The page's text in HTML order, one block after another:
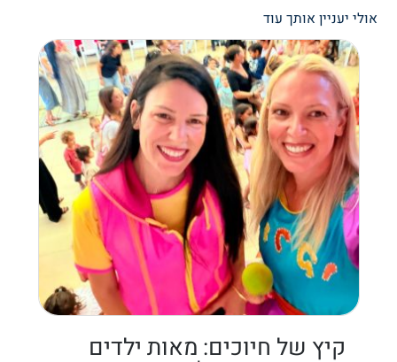
אולי יעניין אותך עוד
קיץ של חיוכים: מאות ילדים